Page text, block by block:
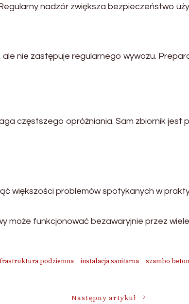
nadzór zwiększa bezpieczeństwo
nie zastępuje regularnego wywozu.
częstszego opróżniania. Sam zbiornik jest
większości problemów spotykanych w
może funkcjonować bezawaryjnie przez
podziemna instalacja sanitarna szambo
Następny artykuł